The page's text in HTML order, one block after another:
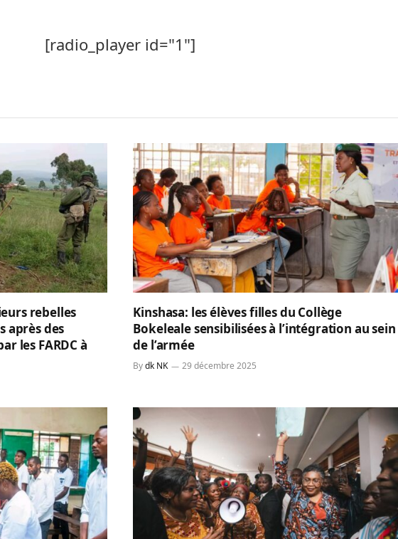
[radio_player id="1"]
rebelles
après des
les FARDC à
Kinshasa: les élèves filles du Collège
Bokeleale sensibilisées à l’intégration au sein
de l’armée
By dk NK 29 décembre 2025